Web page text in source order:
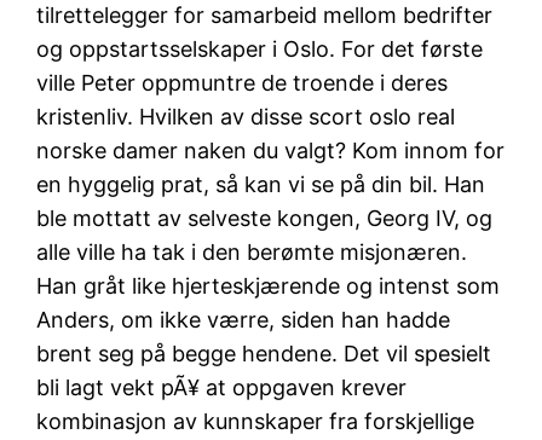
tilrettelegger for samarbeid mellom bedrifter
og oppstartsselskaper i Oslo. For det første
ville Peter oppmuntre de troende i deres
kristenliv. Hvilken av disse scort oslo real
norske damer naken du valgt? Kom innom for
en hyggelig prat, så kan vi se på din bil. Han
ble mottatt av selveste kongen, Georg IV, og
alle ville ha tak i den berømte misjonæren.
Han gråt like hjerteskjærende og intenst som
Anders, om ikke værre, siden han hadde
brent seg på begge hendene. Det vil spesielt
bli lagt vekt pÃ¥ at oppgaven krever
kombinasjon av kunnskaper fra forskjellige